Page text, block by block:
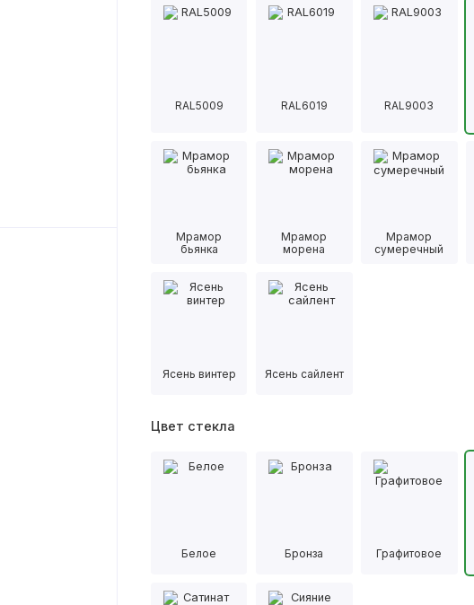
RAL5009 RAL6019 RAL9003
Мрамор
бьянка
Мрамор
морена
Мрамор
сумеречный
Ясень винтер Ясень сайлент
Цвет стекла
Белое Бронза Графитовое